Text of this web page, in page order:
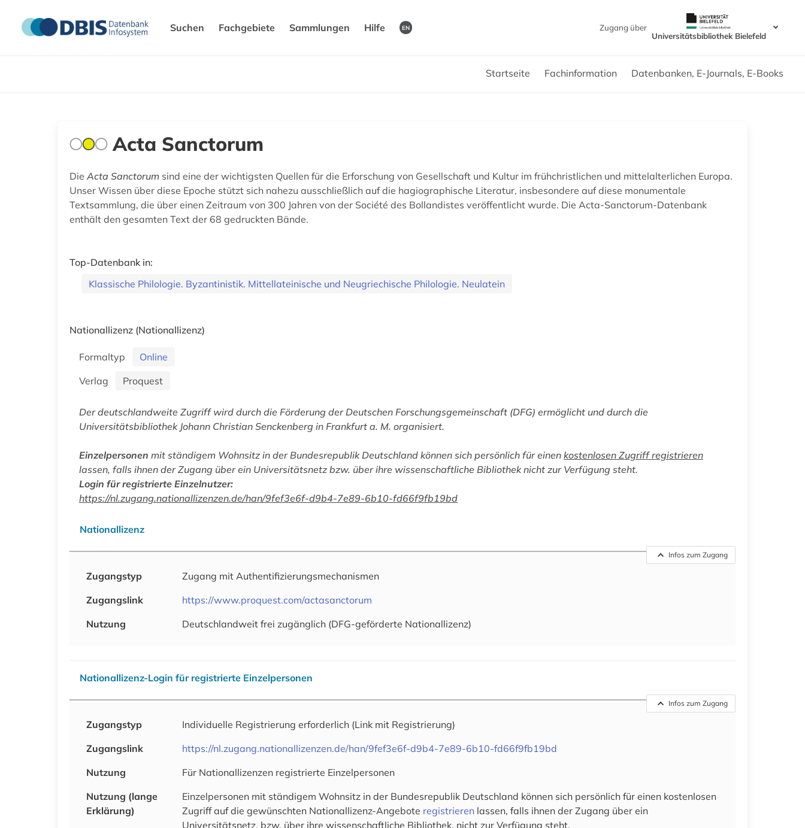
Suchen Fachgebiete Sammlungen Hilfe EN
Zugang über
Universitätsbibliothek Bielefeld
Startseite Fachinformation Datenbanken, E-Journals, E-Books
Acta Sanctorum
Die Acta Sanctorum sind eine der wichtigsten Quellen für die Erforschung von Gesellschaft und Kultur im frühchristlichen und mittelalterlichen Europa.
Unser Wissen über diese Epoche stützt sich nahezu ausschließlich auf die hagiographische Literatur, insbesondere auf diese monumentale
Textsammlung, die über einen Zeitraum von 300 Jahren von der Société des Bollandistes veröffentlicht wurde. Die Acta-Sanctorum-Datenbank
enthält den gesamten Text der 68 gedruckten Bände.
Top-Datenbank in:
Klassische Philologie. Byzantinistik. Mittellateinische und Neugriechische Philologie. Neulatein
Nationallizenz (Nationallizenz)
Formaltyp
Online
Verlag
Proquest
Der deutschlandweite Zugriff wird durch die Förderung der Deutschen Forschungsgemeinschaft (DFG) ermöglicht und durch die
Universitätsbibliothek Johann Christian Senckenberg in Frankfurt a. M. organisiert.
Einzelpersonen mit ständigem Wohnsitz in der Bundesrepublik Deutschland können sich persönlich für einen kostenlosen Zugriff registrieren
lassen, falls ihnen der Zugang über ein Universitätsnetz bzw. über ihre wissenschaftliche Bibliothek nicht zur Verfügung steht.
Login für registrierte Einzelnutzer:
https://nl.zugang.nationallizenzen.de/han/9fef3e6f-d9b4-7e89-6b10-fd66f9fb19bd
Nationallizenz
Infos zum Zugang
Zugangstyp
Zugang mit Authentifizierungsmechanismen
Zugangslink
https://www.proquest.com/actasanctorum
Nutzung
Deutschlandweit frei zugänglich (DFG-geförderte Nationallizenz)
Nationallizenz-Login für registrierte Einzelpersonen
Infos zum Zugang
Zugangstyp Individuelle Registrierung erforderlich (Link mit Registrierung)
Zugangslink
https://nl.zugang.nationallizenzen.de/han/9fef3e6f-d9b4-7e89-6b10-fd66f9fb19bd
Nutzung
Für Nationallizenzen registrierte Einzelpersonen
Nutzung (lange
Erklärung)
Einzelpersonen mit ständigem Wohnsitz in der Bundesrepublik Deutschland können sich persönlich für einen kostenlosen
Zugriff auf die gewünschten Nationallizenz-Angebote registrieren lassen, falls ihnen der Zugang über ein
Universitätsnetz, bzw. über ihre wissenschaftliche Bibliothek, nicht zur Verfügung steht.